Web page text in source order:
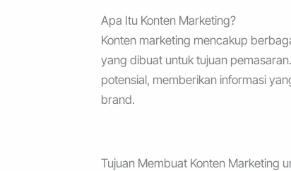
Apa Itu Konten Marketing?
Konten marketing mencakup
yang dibuat untuk tujuan
potensial, memberikan informasi
brand.
Tujuan Membuat Konten Marketing